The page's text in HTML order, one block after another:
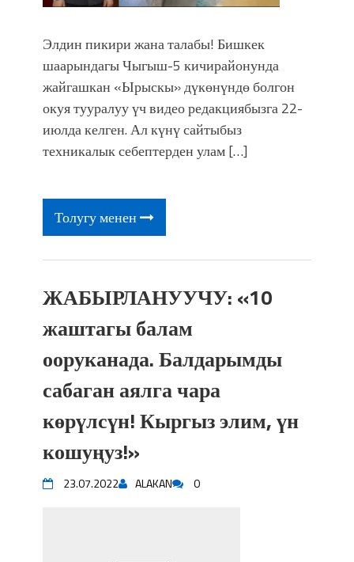
Элдин пикири жана талабы! Бишкек
шаарындагы Чыгыш-5 кичирайонунда
жайгашкан «Ырыскы» дүкөнүндө болгон
окуя тууралуу үч видео редакциябызга 22-
июлда келген. Ал күнү сайтыбыз
техникалык себептерден улам […]
Толугу менен
ЖАБЫРЛАНУУЧУ: «10
жаштагы балам
ооруканада. Балдарымды
сабаган аялга чара
көрүлсүн! Кыргыз элим, үн
кошуңуз!»
23.07.2022 ALAKAN 0